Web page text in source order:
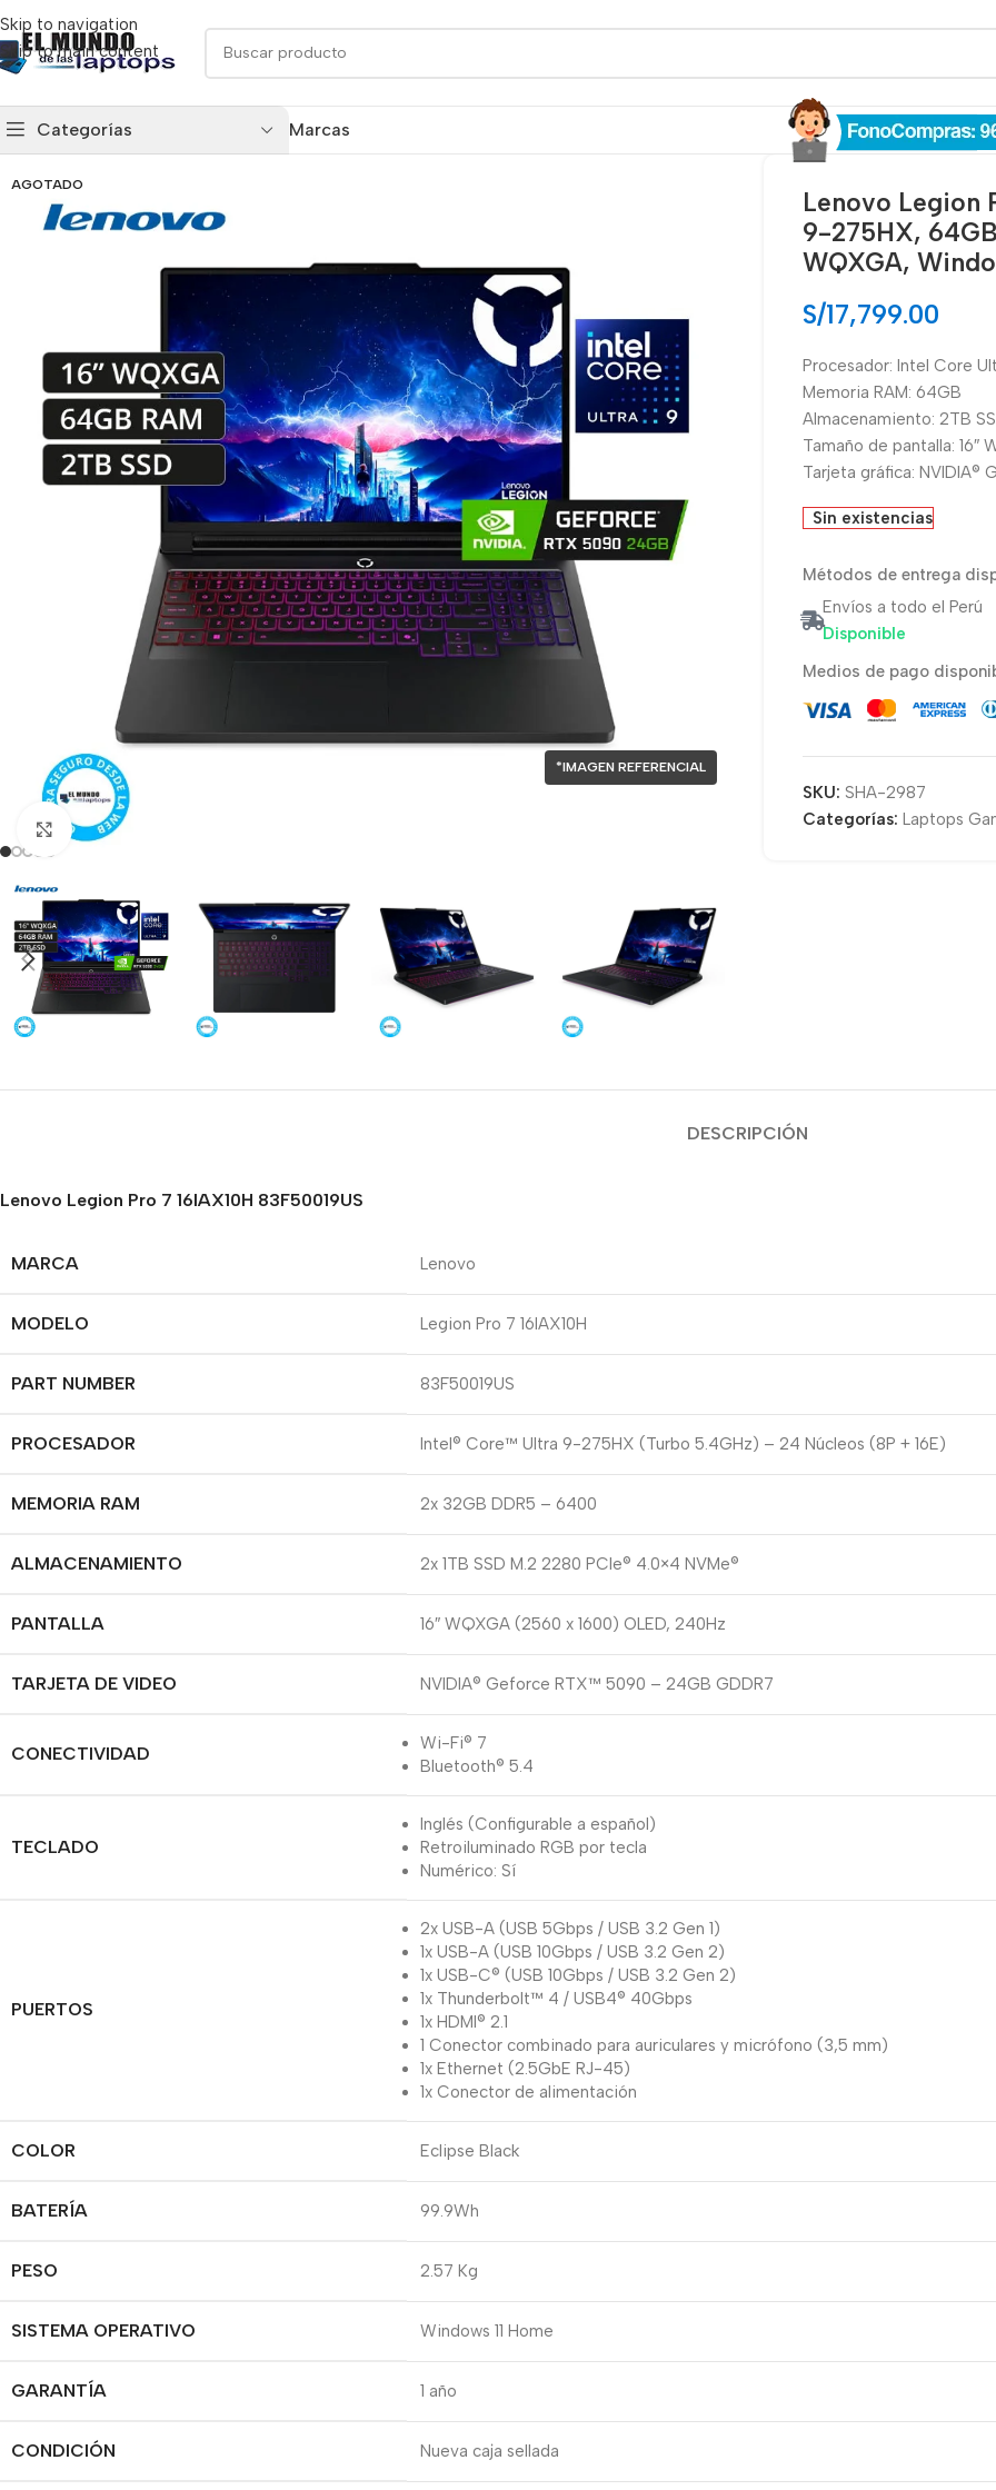
Skip to navigation
Skip to main content
Categorías Marcas
AGOTADO
Click para agrandar
*IMAGEN REFERENCIAL
Lenovo Legion
9-275HX,
WQXGA,
S/17,799.00
Procesador: Intel Core
Memoria RAM: 64GB
Almacenamiento: 2TB
Tamaño de pantalla: 16″
Tarjeta gráfica:
Sin existencias
Métodos de entrega
Envíos a todo el Perú
Disponible
Medios de pago
SKU: SHA-2987
Categorías: Laptops
DESCRIPCIÓN
Lenovo Legion Pro 7 16IAX10H 83F50019US
MARCA Lenovo
MODELO Legion Pro 7 16IAX10H
PART NUMBER 83F50019US
PROCESADOR Intel® Core™ Ultra 9-275HX (Turbo 5.4GHz) – 24 Núcleos (8P + 16E)
MEMORIA RAM 2x 32GB DDR5 – 6400
ALMACENAMIENTO 2x 1TB SSD M.2 2280 PCIe® 4.0×4 NVMe®
PANTALLA 16″ WQXGA (2560 x 1600) OLED, 240Hz
TARJETA DE VIDEO NVIDIA® Geforce RTX™ 5090 – 24GB GDDR7
CONECTIVIDAD
Wi-Fi® 7
Bluetooth® 5.4
TECLADO
Inglés (Configurable a español)
Retroiluminado RGB por tecla
Numérico: Sí
PUERTOS
2x USB-A (USB 5Gbps / USB 3.2 Gen 1)
1x USB-A (USB 10Gbps / USB 3.2 Gen 2)
1x USB-C® (USB 10Gbps / USB 3.2 Gen 2)
1x Thunderbolt™ 4 / USB4® 40Gbps
1x HDMI® 2.1
1 Conector combinado para auriculares y micrófono (3,5 mm)
1x Ethernet (2.5GbE RJ-45)
1x Conector de alimentación
COLOR Eclipse Black
BATERÍA 99.9Wh
PESO 2.57 Kg
SISTEMA OPERATIVO Windows 11 Home
GARANTÍA 1 año
CONDICIÓN Nueva caja sellada